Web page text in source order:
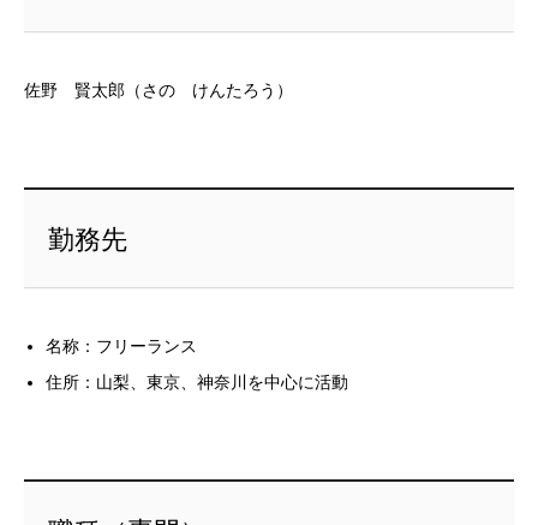
佐野 賢太郎（さの けんたろう）
勤務先
名称：フリーランス
住所：山梨、東京、神奈川を中心に活動